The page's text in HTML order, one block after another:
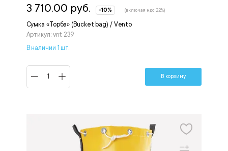
Сумка «Торба» (Bucket bag) / Vento
Артикул: vnt 239
3 710.00 руб. -10% (включая ндс 22%)
В наличии 1 шт.
В корзину